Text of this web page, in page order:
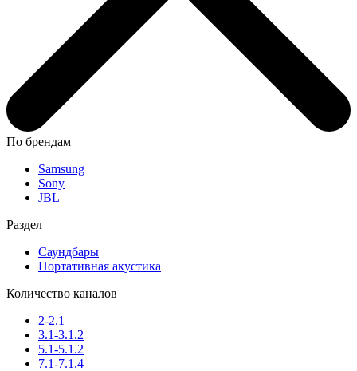
По брендам
Samsung
Sony
JBL
Раздел
Саундбары
Портативная акустика
Количество каналов
2-2.1
3.1-3.1.2
5.1-5.1.2
7.1-7.1.4